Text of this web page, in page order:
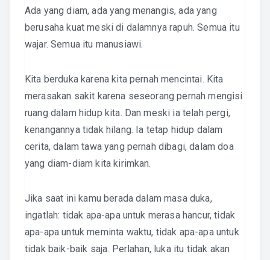
Ada yang diam, ada yang menangis, ada yang
berusaha kuat meski di dalamnya rapuh. Semua itu
wajar. Semua itu manusiawi.
Kita berduka karena kita pernah mencintai. Kita
merasakan sakit karena seseorang pernah mengisi
ruang dalam hidup kita. Dan meski ia telah pergi,
kenangannya tidak hilang. Ia tetap hidup dalam
cerita, dalam tawa yang pernah dibagi, dalam doa
yang diam-diam kita kirimkan.
Jika saat ini kamu berada dalam masa duka,
ingatlah: tidak apa-apa untuk merasa hancur, tidak
apa-apa untuk meminta waktu, tidak apa-apa untuk
tidak baik-baik saja. Perlahan, luka itu tidak akan